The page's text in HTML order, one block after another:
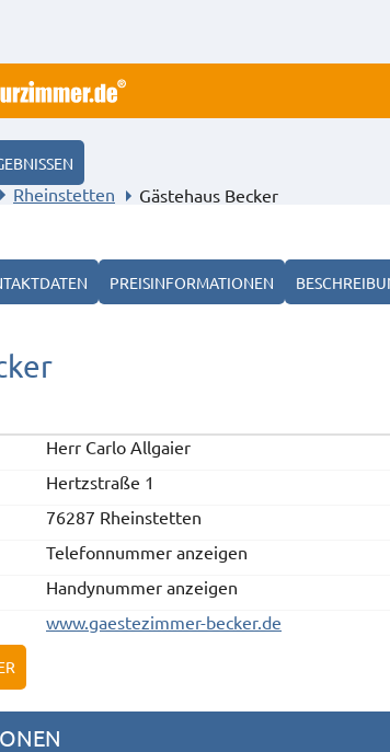
Rheinstetten Gästehaus Becker
PREISINFORMATIONEN
Herr Carlo Allgaier
Hertzstraße 1
76287 Rheinstetten
Telefonnummer anzeigen
Handynummer anzeigen
www.gaestezimmer-becker.de